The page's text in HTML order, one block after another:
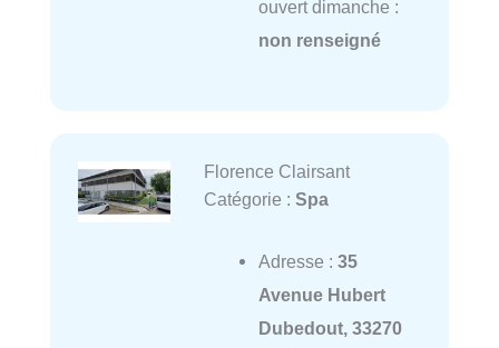
ouvert dimanche :
non renseigné
Florence Clairsant
Catégorie : Spa
Adresse : 35
Avenue Hubert
Dubedout, 33270